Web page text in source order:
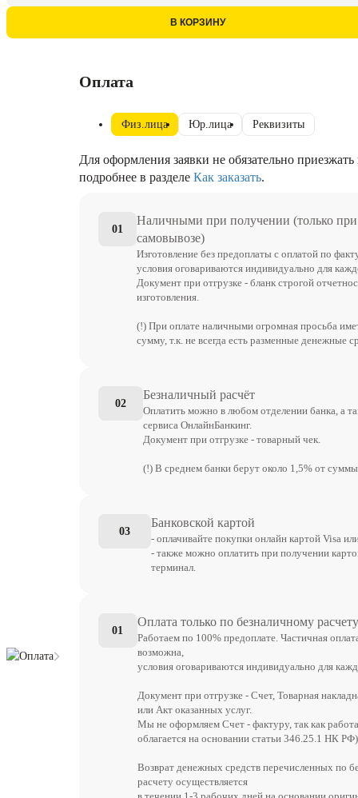
В КОРЗИНУ
Оплата
Оплата
Физ.лица Юр.лица Реквизиты
Для оформления заявки не обязательно
подробнее в разделе Как заказать.
01
Наличными при получении (только при
самовывозе)
Изготовление без предоплаты с оплатой по
условия оговариваются индивидуально для
Документ при отгрузке - бланк строгой
изготовления.
(!) При оплате наличными огромная просьба
сумму, т.к. не всегда есть разменные денежные
02
Безналичный расчёт
Оплатить можно в любом отделении банка, а
сервиса ОнлайнБанкинг.
Документ при отгрузке - товарный чек.
(!) В среднем банки берут около 1,5% от
03
Банковской картой
- оплачивайте покупки онлайн картой Visa
- также можно оплатить при получении
терминал.
01
Оплата только по безналичному расчету
Работаем по 100% предоплате. Частичная
возможна,
условия оговариваются индивидуально для
Документ при отгрузке - Счет, Товарная
или Акт оказанных услуг.
Мы не оформляем Счет - фактуру, так как
облагается на основании статьи 346.25.1 НК РФ)
Возврат денежных средств перечисленных по
расчету осуществляется